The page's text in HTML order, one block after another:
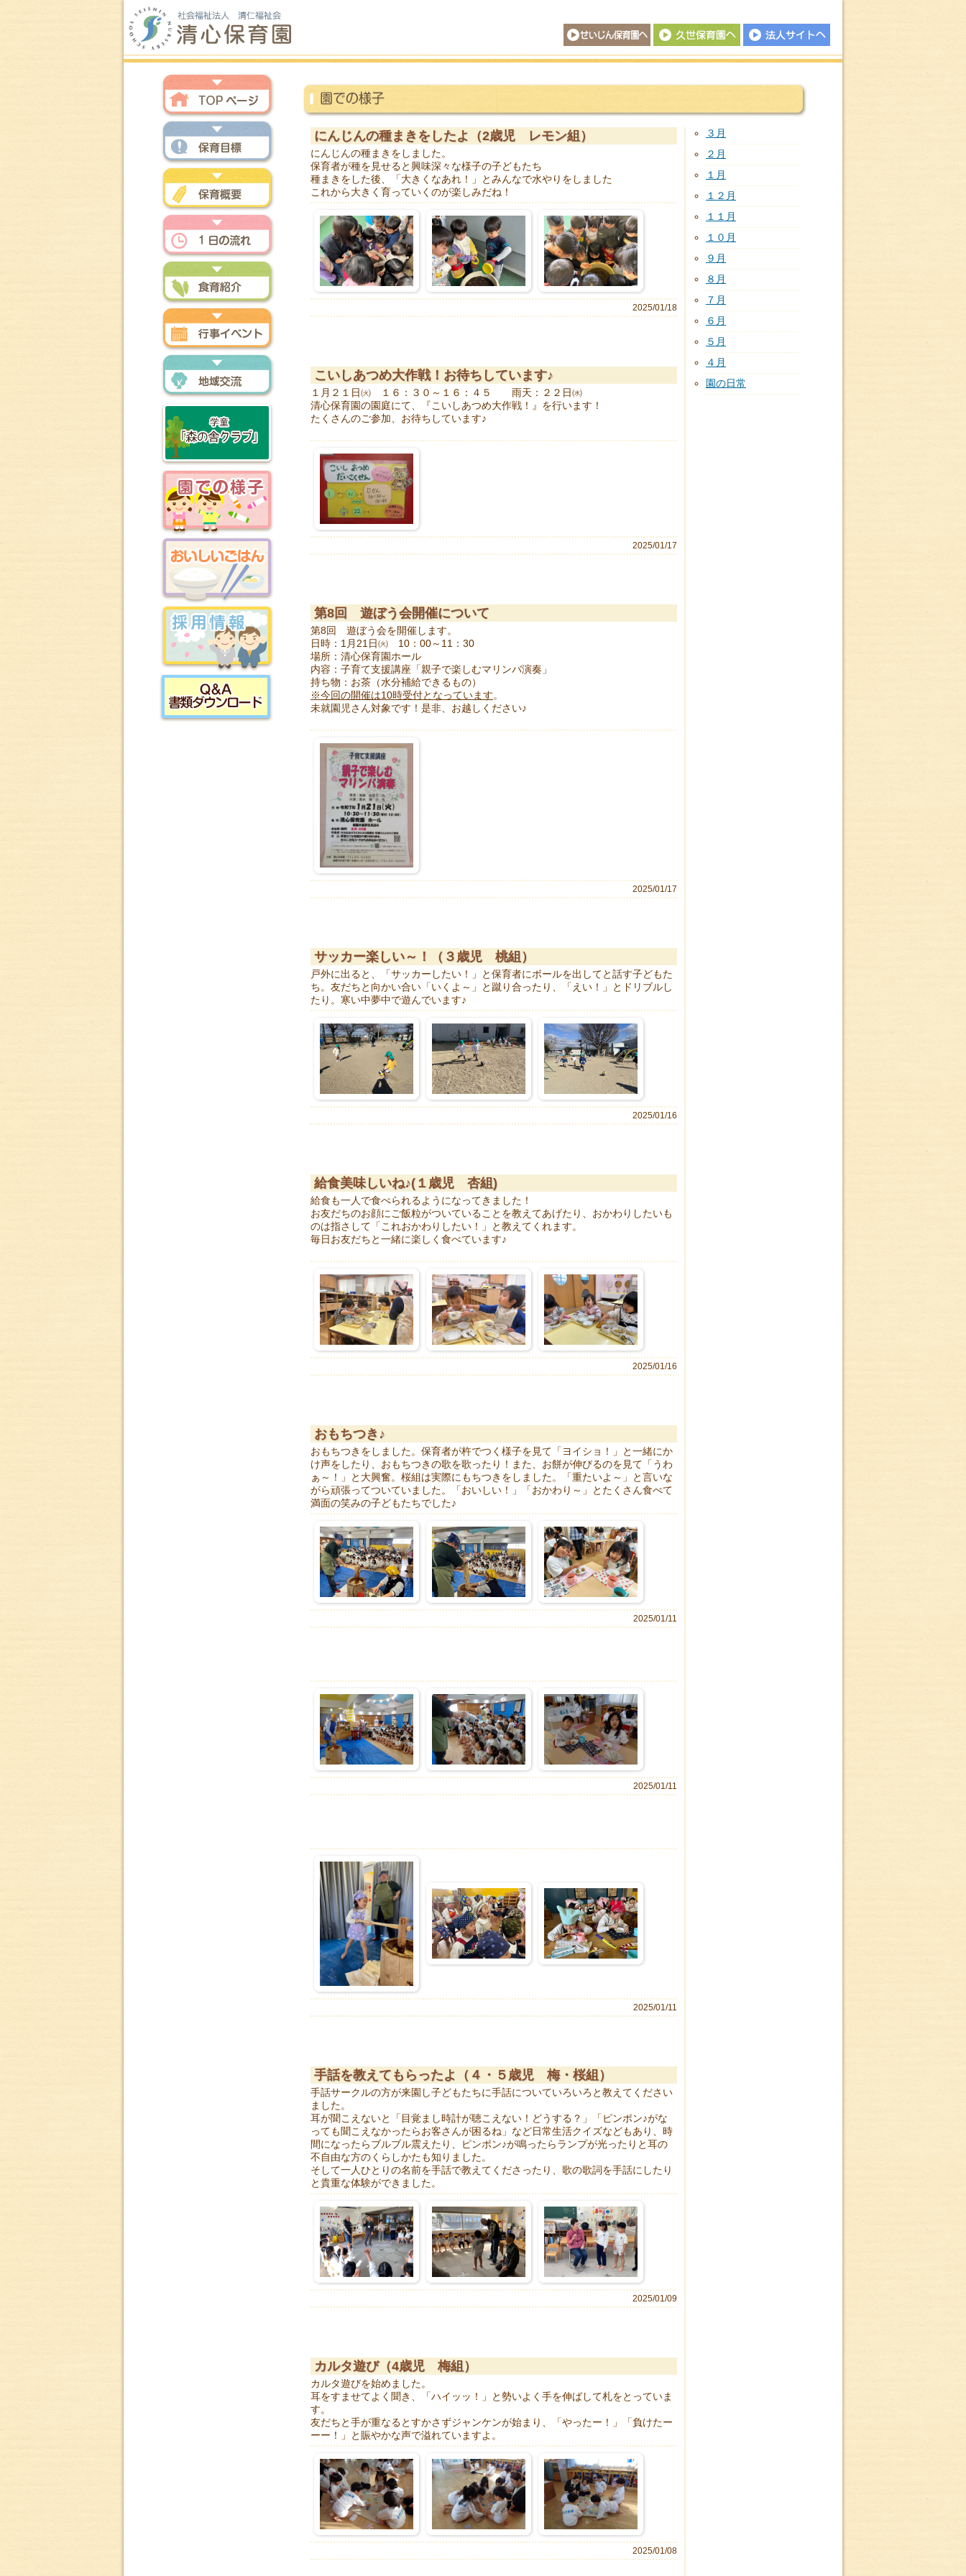
トップページ
保育方針
保育概要
一日の流れ
食育
行事イベント
地域交流
森の舎クラブ
園での様子
おいしいごはん
採用情報
にんじんの種まきをしたよ（2歳児 レモン組）
にんじんの種まきをしました。
保育者が種を見せると興味深々な様子の子どもたち
種まきをした後、「大きくなあれ！」とみんなで水やりをしました
これから大きく育っていくのが楽しみだね！
2025/01/18
こいしあつめ大作戦！お待ちしています♪
１月２１日㈫ １６：３０～１６：４５ 雨天：２２日㈬
清心保育園の園庭にて、『こいしあつめ大作戦！』を行います！
たくさんのご参加、お待ちしています♪
2025/01/17
第8回 遊ぼう会開催について
第8回 遊ぼう会を開催します。
日時：1月21日㈫ 10：00～11：30
場所：清心保育園ホール
内容：子育て支援講座「親子で楽しむマリンバ演奏」
持ち物：お茶（水分補給できるもの）
※今回の開催は10時受付となっています。
未就園児さん対象です！是非、お越しください♪
2025/01/17
サッカー楽しい～！（３歳児 桃組）
戸外に出ると、「サッカーしたい！」と保育者にボールを出してと話す子どもた
ち。友だちと向かい合い「いくよ～」と蹴り合ったり、「えい！」とドリブルし
たり。寒い中夢中で遊んでいます♪
2025/01/16
給食美味しいね♪(１歳児 杏組)
給食も一人で食べられるようになってきました！
お友だちのお顔にご飯粒がついていることを教えてあげたり、おかわりしたいも
のは指さして「これおかわりしたい！」と教えてくれます。
毎日お友だちと一緒に楽しく食べています♪
2025/01/16
おもちつき♪
おもちつきをしました。保育者が杵でつく様子を見て「ヨイショ！」と一緒にか
け声をしたり、おもちつきの歌を歌ったり！また、お餅が伸びるのを見て「うわ
ぁ～！」と大興奮。桜組は実際にもちつきをしました。「重たいよ～」と言いな
がら頑張ってついていました。「おいしい！」「おかわり～」とたくさん食べて
満面の笑みの子どもたちでした♪
2025/01/11
2025/01/11
2025/01/11
手話を教えてもらったよ（４・５歳児 梅・桜組）
手話サークルの方が来園し子どもたちに手話についていろいろと教えてください
ました。
耳が聞こえないと「目覚まし時計が聴こえない！どうする？」「ピンポン♪がな
っても聞こえなかったらお客さんが困るね」など日常生活クイズなどもあり、時
間になったらブルブル震えたり、ピンポン♪が鳴ったらランプが光ったりと耳の
不自由な方のくらしかたも知りました。
そして一人ひとりの名前を手話で教えてくださったり、歌の歌詞を手話にしたり
と貴重な体験ができました。
2025/01/09
カルタ遊び（4歳児 梅組）
カルタ遊びを始めました。
耳をすませてよく聞き、「ハイッッ！」と勢いよく手を伸ばして札をとっていま
す。
友だちと手が重なるとすかさずジャンケンが始まり、「やったー！」「負けたー
ーー！」と賑やかな声で溢れていますよ。
2025/01/08
３月
２月
１月
１２月
１１月
１０月
９月
８月
７月
６月
５月
４月
園の日常